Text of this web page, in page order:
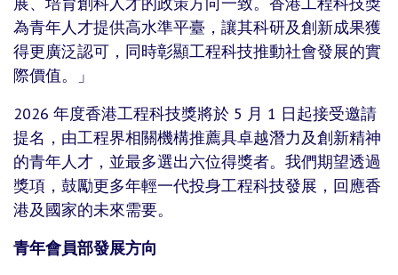
為青年人才提供高水準平臺，讓其科研及創新成果獲
得更廣泛認可，同時彰顯工程科技推動社會發展的實
際價值。」
2026 年度香港工程科技獎將於 5 月 1 日起接受邀請
提名，由工程界相關機構推薦具卓越潛力及創新精神
的青年人才，並最多選出六位得獎者。我們期望透過
獎項，鼓勵更多年輕一代投身工程科技發展，回應香
港及國家的未來需要。
青年會員部發展方向